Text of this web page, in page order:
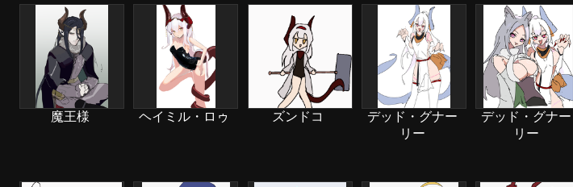
魔王様 ヘイミル・ロゥ ズンドコ
デッド・グナー
リー
デッド・グナー
リー